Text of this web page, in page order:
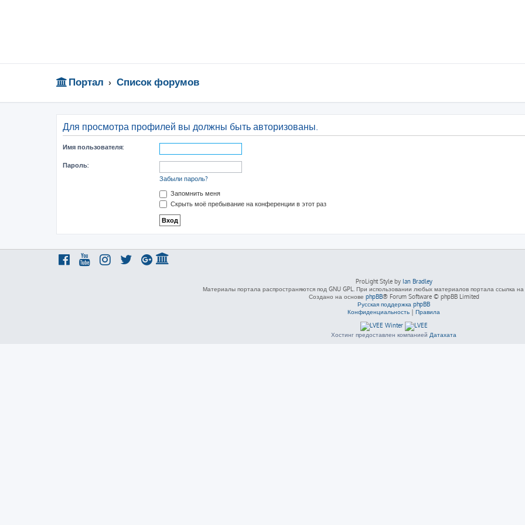
Портал Список форумов
Для просмотра профилей вы должны быть авторизованы.
Имя пользователя:
Пароль:
Забыли пароль?
Запомнить меня
Скрыть моё пребывание на конференции в этот раз
ProLight Style by Ian Bradley
Материалы портала распространяются под GNU GPL. При использовании любых материалов портала ссылка на
Создано на основе phpBB® Forum Software © phpBB Limited
Русская поддержка phpBB
Конфиденциальность | Правила
Хостинг предоставлен компанией Датахата